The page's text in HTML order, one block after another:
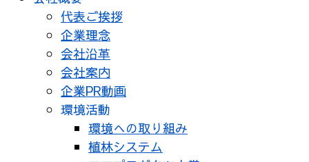
代表ご挨拶
企業理念
会社沿革
会社案内
企業PR動画
環境活動
環境への取り組み
植林システム